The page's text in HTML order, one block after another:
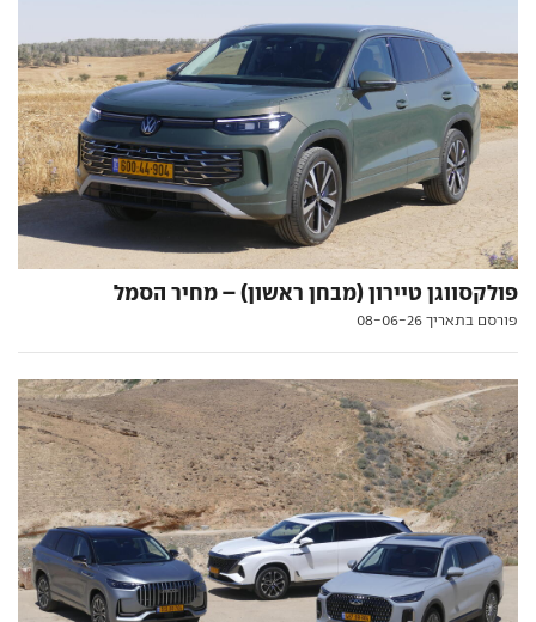
פולקסווגן טיירון (מבחן ראשון) – מחיר הסמל
פורסם בתאריך 08-06-26